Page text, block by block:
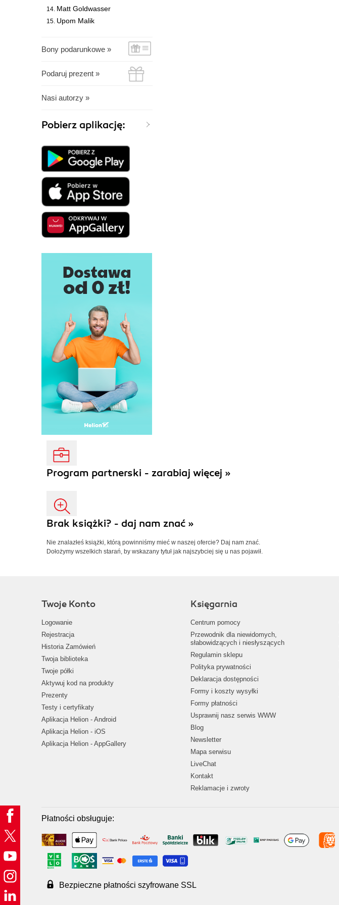
Matt Goldwasser
Upom Malik
Bony podarunkowe »
Podaruj prezent »
Nasi autorzy »
Pobierz aplikację:
Program partnerski - zarabiaj więcej »
Brak książki? - daj nam znać »
Nie znalazłeś książki, którą powinniśmy mieć w naszej ofercie? Daj nam znać.
Dołożymy wszelkich starań, by wskazany tytuł jak najszybciej się u nas pojawił.
Twoje Konto
Logowanie
Rejestracja
Historia Zamówień
Twoja biblioteka
Twoje półki
Aktywuj kod na produkty
Prezenty
Testy i certyfikaty
Aplikacja Helion - Android
Aplikacja Helion - iOS
Aplikacja Helion - AppGallery
Księgarnia
Centrum pomocy
Przewodnik dla niewidomych,
słabowidzących i niesłyszących
Regulamin sklepu
Polityka prywatności
Deklaracja dostępności
Formy i koszty wysyłki
Formy płatności
Usprawnij nasz serwis WWW
Blog
Newsletter
Mapa serwisu
LiveChat
Kontakt
Reklamacje i zwroty
Płatności obsługuje:
Bezpieczne płatności szyfrowane SSL